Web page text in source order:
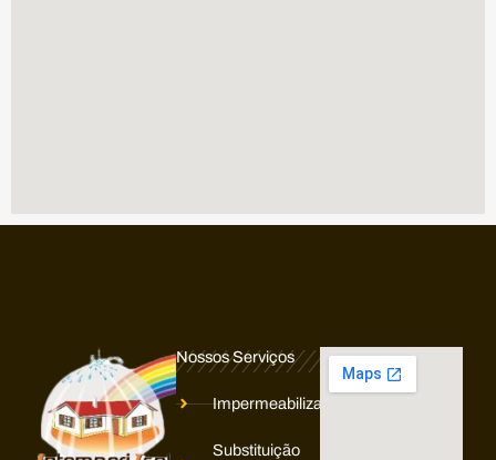
Nossos Serviços
Impermeabilização
Substituição